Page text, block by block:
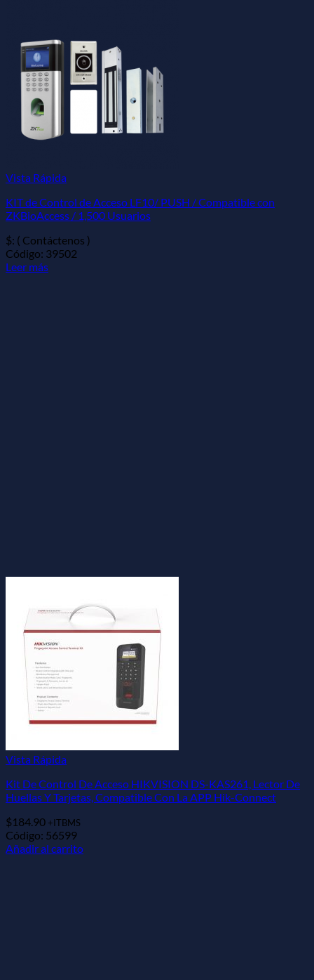
Vista Rápida
KIT de Control de Acceso LF10/ PUSH / Compatible con
ZKBioAccess / 1,500 Usuarios
$: ( Contáctenos )
Código: 39502
Leer más
Vista Rápida
Kit De Control De Acceso HIKVISION DS-KAS261, Lector De
Huellas Y Tarjetas, Compatible Con La APP Hik-Connect
$184.90 +ITBMS
Código: 56599
Añadir al carrito